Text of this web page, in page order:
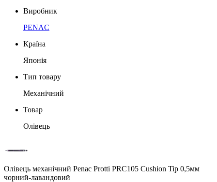
Виробник
PENAC
Країна
Японія
Тип товару
Механічний
Товар
Олівець
Олівець механічний Penac Protti PRC105 Cushion Tip 0,5мм
чорний-лавандовий